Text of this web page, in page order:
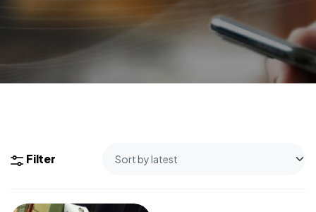
Filter